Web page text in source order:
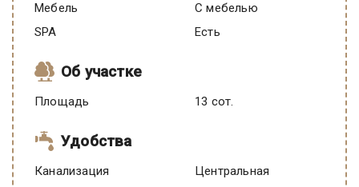
Мебель
C мебелью
SPA
есть
Об участке
Площадь 13 сот.
Удобства
Канализация
Центральная